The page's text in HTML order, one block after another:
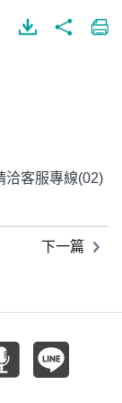
洽客服專線(02)
下一篇